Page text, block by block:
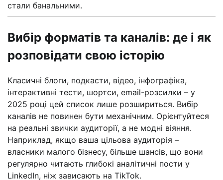
стали банальними.
Вибір форматів та каналів: де і як
розповідати свою історію
Класичні блоги, подкасти, відео, інфографіка,
інтерактивні тести, шортси, email-розсилки – у
2025 році цей список лише розшириться. Вибір
каналів не повинен бути механічним. Орієнтуйтеся
на реальні звички аудиторії, а не модні віяння.
Наприклад, якщо ваша цільова аудиторія –
власники малого бізнесу, більше шансів, що вони
регулярно читають глибокі аналітичні пости у
LinkedIn, ніж зависають на TikTok.